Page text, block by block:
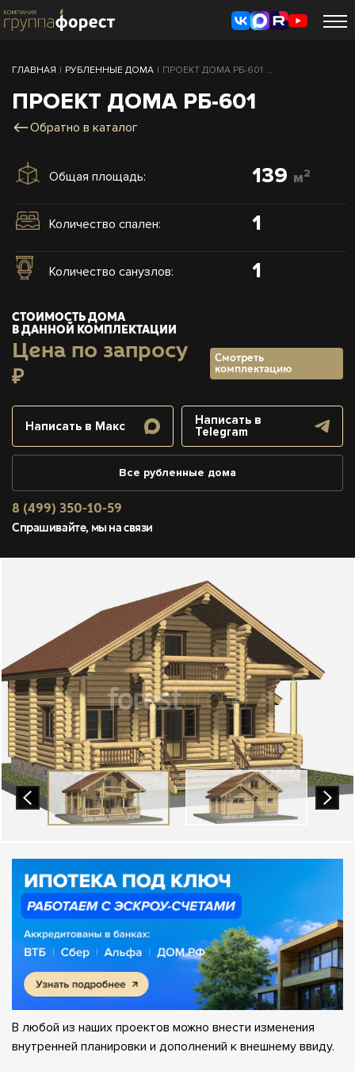
ГЛАВНАЯ | РУБЛЕННЫЕ ДОМА | ПРОЕКТ ДОМА РБ-601 ...
ПРОЕКТ ДОМА РБ-601
Обратно в каталог
Общая площадь: 139 м2
Количество спален: 1
Количество санузлов: 1
СТОИМОСТЬ ДОМА
В ДАННОЙ КОМПЛЕКТАЦИИ
Цена по запросу
₽
Смотреть
комплектацию
Написать в Макс
Написать в
Telegram
Все рубленные дома
8 (499) 350-10-59
Спрашивайте, мы на связи
В любой из наших проектов можно внести изменения
внутренней планировки и дополнений к внешнему ввиду.